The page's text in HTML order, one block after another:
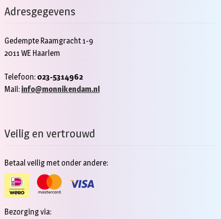
Adresgegevens
Gedempte Raamgracht 1-9
2011 WE Haarlem
Telefoon: 023-5314962
Mail: info@monnikendam.nl
Veilig en vertrouwd
Betaal veilig met onder andere:
Bezorging via: